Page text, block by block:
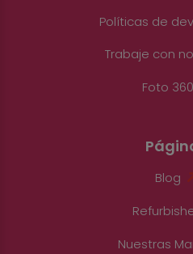
Políticas de
Trabaje con
Foto 360
Blog
Nuestras